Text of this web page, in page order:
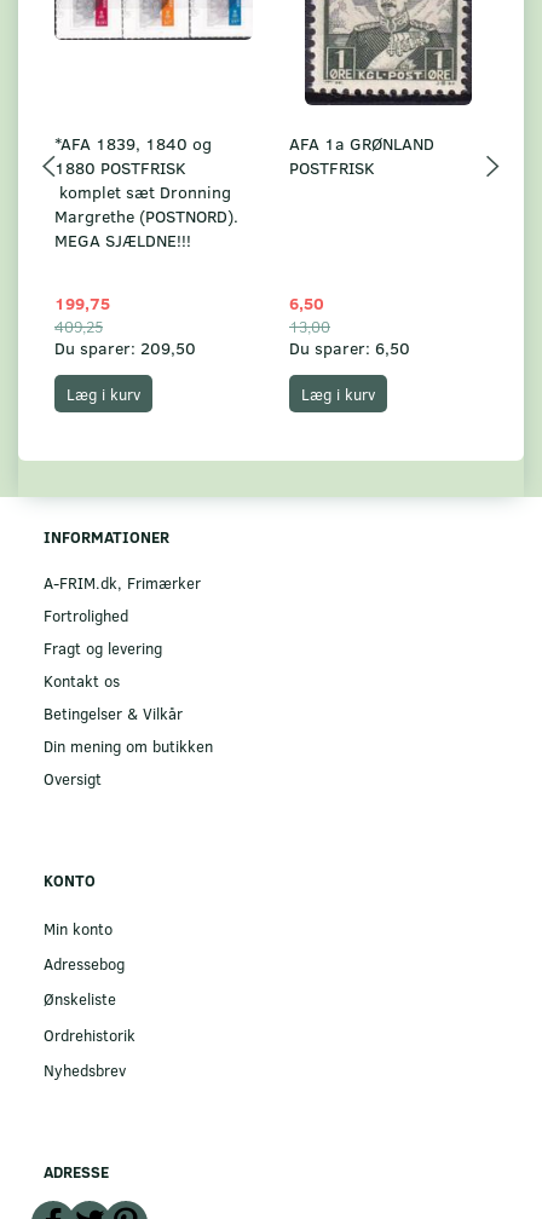
*AFA 1839, 1840 og
1880 POSTFRISK
komplet sæt Dronning
Margrethe (POSTNORD).
MEGA SJÆLDNE!!!
199,75
409,25
Du sparer: 209,50
Læg i kurv
AFA 1a GRØNLAND
POSTFRISK
6,50
13,00
Du sparer: 6,50
Læg i kurv
INFORMATIONER
A-FRIM.dk, Frimærker
Fortrolighed
Fragt og levering
Kontakt os
Betingelser & Vilkår
Din mening om butikken
Oversigt
KONTO
Min konto
Adressebog
Ønskeliste
Ordrehistorik
Nyhedsbrev
ADRESSE